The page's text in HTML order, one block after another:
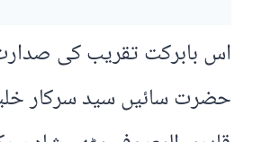
اس بابرکت تقریب کی
حضرت سائیں سید سرکار